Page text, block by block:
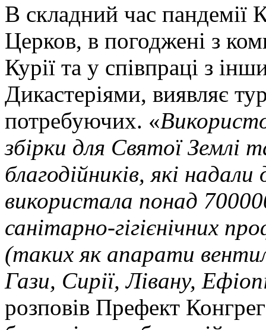
В складний час пандемії
Церков, в погоджені з
Курії та у співпраці з
Дикастеріями, виявляє
потребуючих. «
збірки для Святої Землі
благодійників, які
використала понад
санітарно-гігієнічних
(таких як апарати
Гази, Сирії, Лівану,
розповів Префект